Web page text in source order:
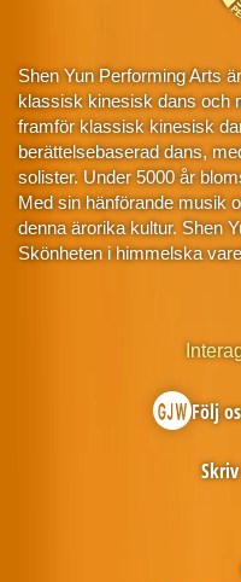
Shen Yun Performing Arts
klassisk kinesisk dans och
framför klassisk kinesisk
berättelsebaserad dans,
solister. Under 5000 år
Med sin hänförande musik
denna ärorika kultur. Shen
Skönheten i himmelska
Följ